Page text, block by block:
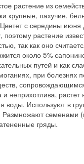
растение из
крупные, пахучие,
с середины
растение
так как оно
около 5%
путей и как
при болезнях
неприхотлива,
воды. Используют в
Размножают семенами
гряды.